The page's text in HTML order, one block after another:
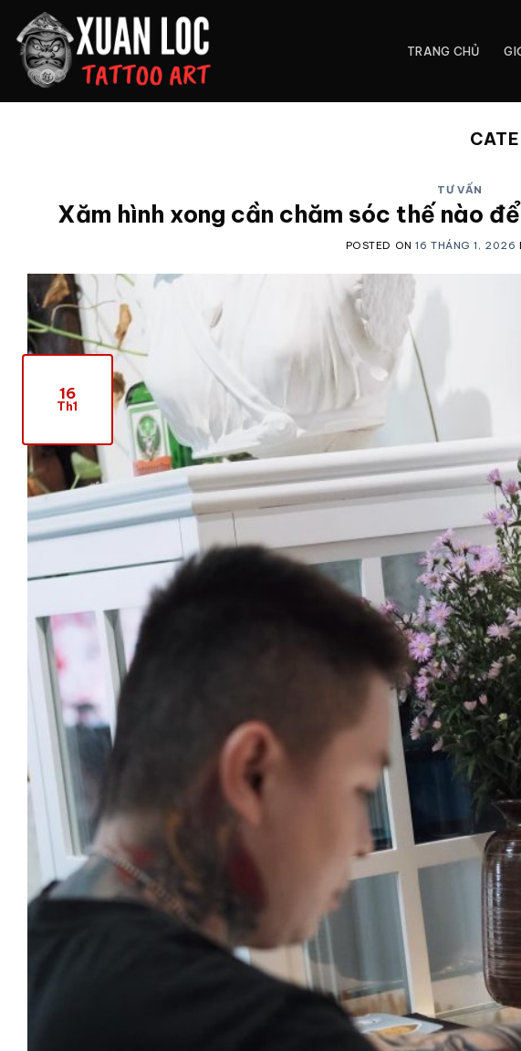
content
TRANG CHỦ
TƯ VẤN
Xăm hình xong cần chăm sóc thế nào
POSTED ON16 THÁNG 1, 2026
16
Th1